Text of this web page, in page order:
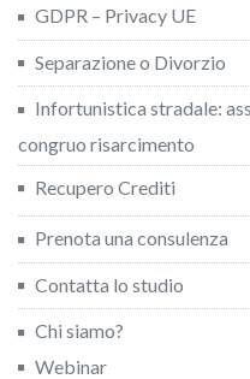
GDPR – Privacy UE
Separazione o Divorzio
Infortunistica stradale:
congruo risarcimento
Recupero Crediti
Prenota una consulenza
Contatta lo studio
Chi siamo?
Webinar